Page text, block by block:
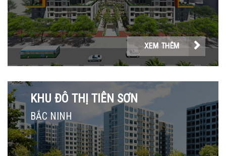
XEM THÊM
KHU ĐÔ THỊ TIÊN SƠN
BẮC NINH